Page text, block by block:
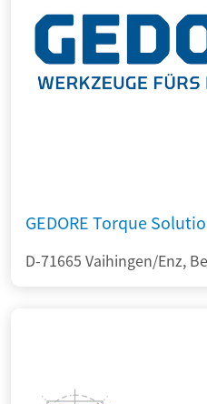
GEDORE Torque
D-71665 Vaihingen/Enz,